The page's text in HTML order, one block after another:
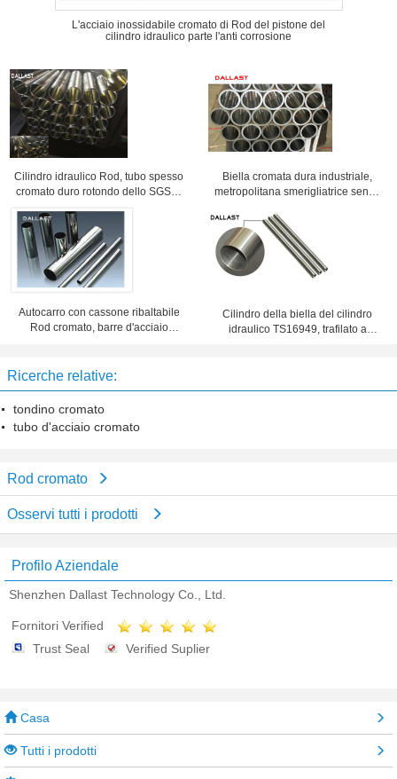
L'acciaio inossidabile cromato di Rod del pistone del
cilindro idraulico parte l'anti corrosione
Cilindro idraulico Rod, tubo spesso
cromato duro rotondo dello SGS di
Biella cromata dura industriale,
metropolitana smerigliatrice senza
Autocarro con cassone ribaltabile
Rod cromato, barre d'acciaio
Cilindro della biella del cilindro
idraulico TS16949, trafilato a
Ricerche relative:
tondino cromato
tubo d'acciaio cromato
Rod cromato
Osservi tutti i prodotti
Profilo Aziendale
Shenzhen Dallast Technology Co., Ltd.
Fornitori Verified
Trust Seal
Verified Suplier
Casa
Tutti i prodotti